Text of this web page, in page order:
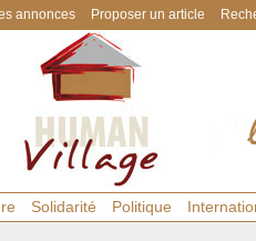
annonces Proposer un article
Solidarité Politique